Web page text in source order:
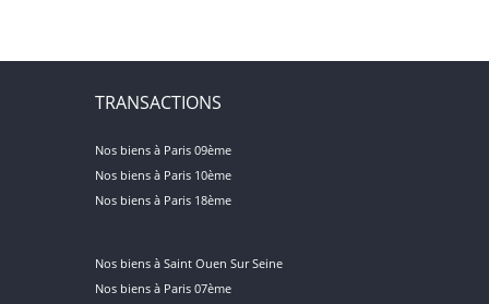
TRANSACTIONS
Nos biens à Paris 09ème
Nos biens à Paris 10ème
Nos biens à Paris 18ème
Nos biens à Saint Ouen Sur Seine
Nos biens à Paris 07ème